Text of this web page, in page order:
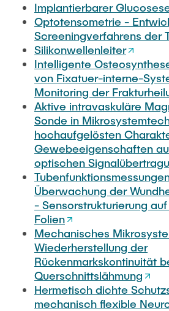
Implantierbarer
Optotensometrie -
Screeningverfahrens der
Silikonwellenleiter
Intelligente
von Fixatuer-interne-
Monitoring der
Aktive intravaskuläre
Sonde in
hochaufgelösten
Gewebeeigenschaften
optischen
Überwachung der
- Sensorstrukturierung
Folien
Mechanisches
Wiederherstellung der
Rückenmarkskontinuität
Querschnittslähmung
Hermetisch dichte
mechanisch flexible